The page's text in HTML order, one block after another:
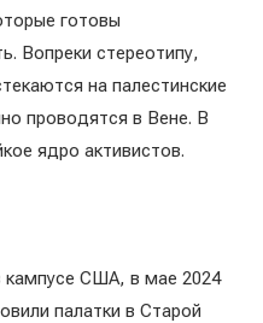
готовы
Вопреки стереотипу,
на палестинские
проводятся в Вене. В
ядро ​​активистов.
кампусе США, в мае 2024
палатки в Старой